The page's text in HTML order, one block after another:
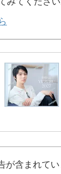
が含まれてい